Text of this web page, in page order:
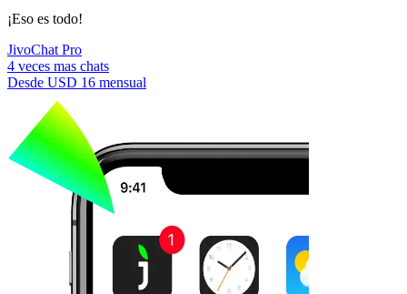
¡Eso es todo!
JivoChat Pro
4 veces mas chats
Desde USD 16 mensual